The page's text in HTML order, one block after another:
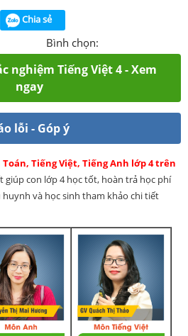
Chia sẻ
Bình chọn:
nghiệm Tiếng Việt 4 - Xem
ngay
lỗi - Góp ý
Tiếng Việt, Tiếng Anh lớp 4 trên
giúp con lớp 4 học tốt, hoàn trả học phí
và học sinh tham khảo chi tiết